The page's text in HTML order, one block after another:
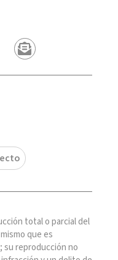
total o parcial del
que es
su reproducción no